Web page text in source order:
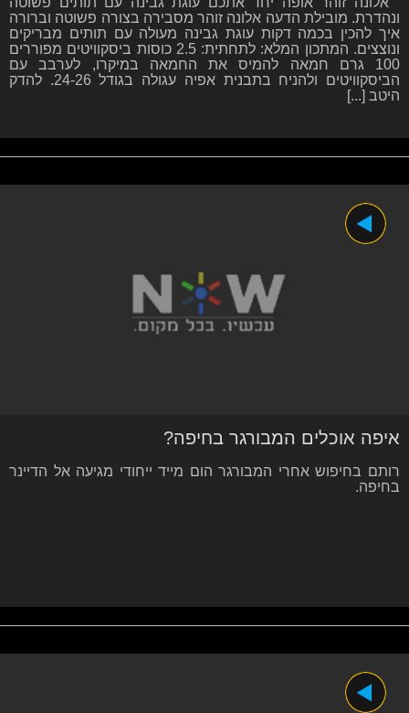
ונהדרת. מובילת הדעה אלונה זוהר מסבירה בצורה פשוטה וברורה
איך להכין בכמה דקות עוגת גבינה מעולה עם תותים מבריקים
ונוצצים. המתכון המלא: לתחתית: 2.5 כוסות ביסקוויטים מפוררים
100 גרם חמאה להמיס את החמאה במיקרו, לערבב עם
הביסקוויטים ולהניח בתבנית אפיה עגולה בגודל 24-26. להדק
היטב [...]
איפה אוכלים המבורגר בחיפה?
רותם בחיפוש אחרי המבורגר הום מייד ייחודי מגיעה אל הדיינר
בחיפה.